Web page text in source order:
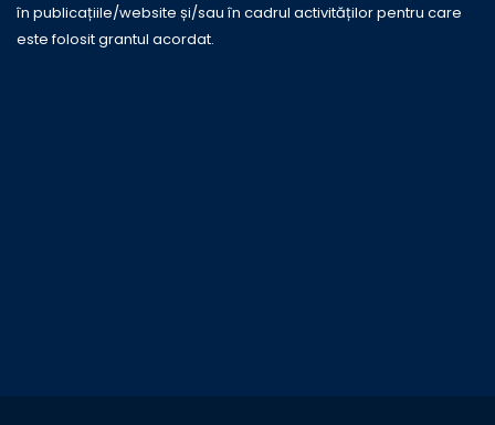
în publicațiile/website și/sau în cadrul activităților pentru care
este folosit grantul acordat.